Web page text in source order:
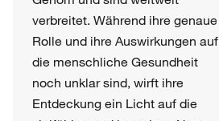
verbreitet. Während ihre genaue
Rolle und ihre Auswirkungen auf
die menschliche Gesundheit
noch unklar sind, wirft ihre
Entdeckung ein Licht auf die